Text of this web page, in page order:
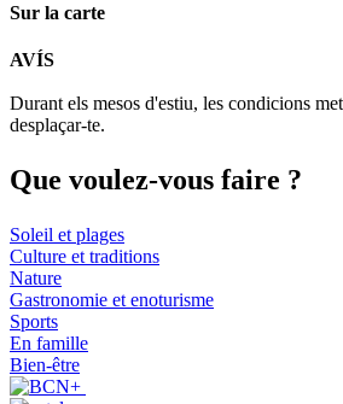
Sur la carte
−
AVÍS
Durant els mesos d'estiu, les condicions
desplaçar-te.
Que voulez-vous faire ?
Soleil et plages
Culture et traditions
Nature
Gastronomie et enoturisme
Sports
En famille
Bien-être